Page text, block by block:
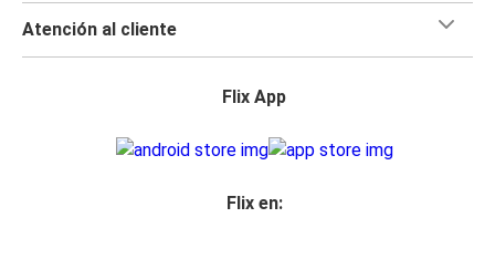
Atención al cliente
Flix App
Flix en: